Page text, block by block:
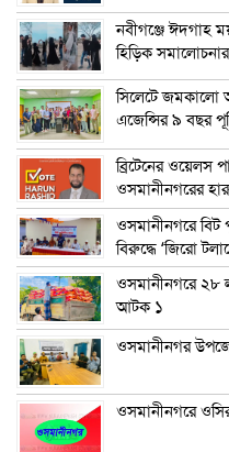
নবীগঞ্জে ঈদগাহ
হিড়িক
সিলেটে জমকালো
এজেন্সির ৯ বছর
ব্রিটেনের ওয়েলস
ওসমানীনগরের
ওসমানীনগরে বিট
বিরুদ্ধে ‘জিরো
ওসমানীনগরে ২৮
আটক ১
ওসমানীনগর
ওসমানীনগরে